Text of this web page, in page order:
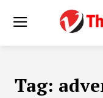
Tag: